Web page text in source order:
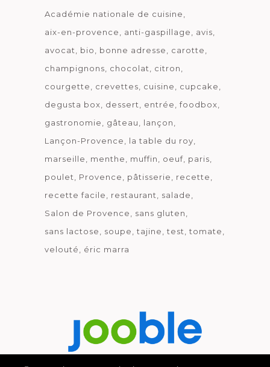
Académie nationale de cuisine
aix-en-provence
anti-gaspillage
avis
avocat
bio bonne adresse
carotte
champignons
chocolat
citron
courgette
crevettes cuisine
cupcake
degusta box
dessert entrée
foodbox
gastronomie
gâteau
lançon
Lançon-Provence
la table du roy
marseille
menthe muffin oeuf paris
poulet
Provence pâtisserie
recette
recette facile
restaurant
salade
Salon de Provence
sans gluten
sans lactose
soupe tajine test
tomate
velouté
éric marra